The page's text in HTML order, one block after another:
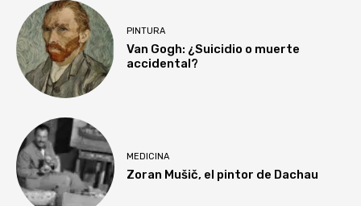
PINTURA
Van Gogh: ¿Suicidio o muerte
accidental?
MEDICINA
Zoran Mušič, el pintor de Dachau